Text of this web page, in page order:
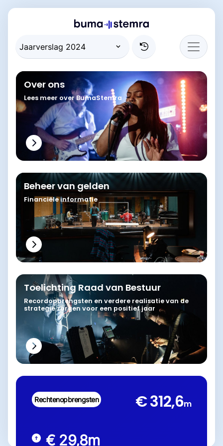
Over ons
Lees meer over BumaStemra
Beheer van gelden
Financiële informatie
Toelichting Raad van Bestuur
Recordopbrengsten en verdere realisatie van de
strategie zorgen voor een positief jaar
Rechtenopbrengsten € 312,6m
€ 29,8m